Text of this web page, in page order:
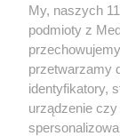
Wydawca
My, naszych
podmioty z
przetwarzamy
identyfikatory,
urządzenie